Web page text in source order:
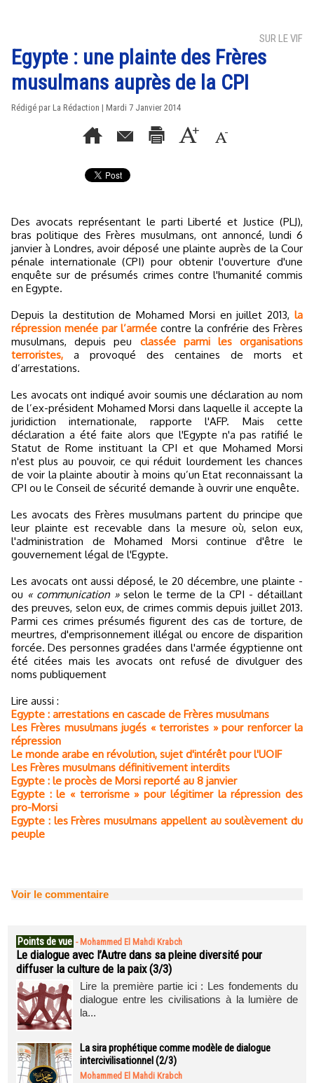
SUR LE VIF
Egypte : une plainte des Frères
musulmans auprès de la CPI
Rédigé par La Rédaction | Mardi 7 Janvier 2014
Des avocats représentant le parti Liberté et Justice (PLJ),
bras politique des Frères musulmans, ont annoncé, lundi 6
janvier à Londres, avoir déposé une plainte auprès de la Cour
pénale internationale (CPI) pour obtenir l'ouverture d'une
enquête sur de présumés crimes contre l'humanité commis
en Egypte.
Depuis la destitution de Mohamed Morsi en juillet 2013, la
répression menée par l’armée contre la confrérie des Frères
musulmans, depuis peu classée parmi les organisations
terroristes, a provoqué des centaines de morts et
d’arrestations.
Les avocats ont indiqué avoir soumis une déclaration au nom
de l’ex-président Mohamed Morsi dans laquelle il accepte la
juridiction internationale, rapporte l'AFP. Mais cette
déclaration a été faite alors que l'Egypte n'a pas ratifié le
Statut de Rome instituant la CPI et que Mohamed Morsi
n'est plus au pouvoir, ce qui réduit lourdement les chances
de voir la plainte aboutir à moins qu’un Etat reconnaissant la
CPI ou le Conseil de sécurité demande à ouvrir une enquête.
Les avocats des Frères musulmans partent du principe que
leur plainte est recevable dans la mesure où, selon eux,
l'administration de Mohamed Morsi continue d'être le
gouvernement légal de l'Egypte.
Les avocats ont aussi déposé, le 20 décembre, une plainte -
ou « communication »selon le terme de la CPI - détaillant
des preuves, selon eux, de crimes commis depuis juillet 2013.
Parmi ces crimes présumés figurent des cas de torture, de
meurtres, d'emprisonnement illégal ou encore de disparition
forcée. Des personnes gradées dans l'armée égyptienne ont
été citées mais les avocats ont refusé de divulguer des
noms publiquement
Lire aussi :
Egypte : arrestations en cascade de Frères musulmans
Les Frères musulmans jugés « terroristes » pour renforcer la
répression
Le monde arabe en révolution, sujet d'intérêt pour l'UOIF
Les Frères musulmans définitivement interdits
Egypte : le procès de Morsi reporté au 8 janvier
Egypte : le « terrorisme » pour légitimer la répression des
pro-Morsi
Egypte : les Frères musulmans appellent au soulèvement du
peuple
Voir le commentaire
Points de vue - Mohammed El Mahdi Krabch
Le dialogue avec l’Autre dans sa pleine diversité pour
diffuser la culture de la paix (3/3)
Lire la première partie ici : Les fondements du
dialogue entre les civilisations à la lumière de
la...
La sira prophétique comme modèle de dialogue
intercivilisationnel (2/3)
Mohammed El Mahdi Krabch